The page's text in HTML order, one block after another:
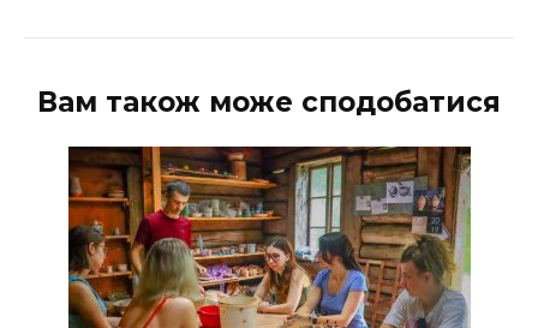
Вам також може сподобатися